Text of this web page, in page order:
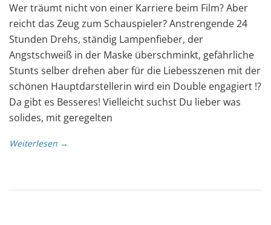
Wer träumt nicht von einer Karriere beim Film? Aber
reicht das Zeug zum Schauspieler? Anstrengende 24
Stunden Drehs, ständig Lampenfieber, der
Angstschweiß in der Maske überschminkt, gefährliche
Stunts selber drehen aber für die Liebesszenen mit der
schönen Hauptdarstellerin wird ein Double engagiert !?
Da gibt es Besseres! Vielleicht suchst Du lieber was
solides, mit geregelten
Weiterlesen →